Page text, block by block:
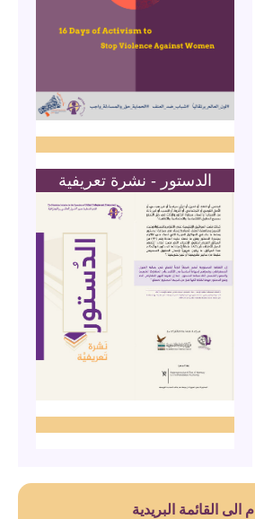
الدستور - نشرة تعريفية
الى القائمة البريدية